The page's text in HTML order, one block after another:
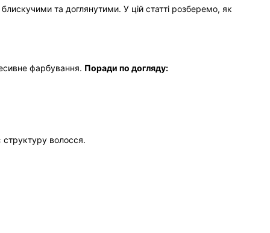
та доглянутими. У цій статті розберемо, як
фарбування. Поради по догляду:
структуру волосся.